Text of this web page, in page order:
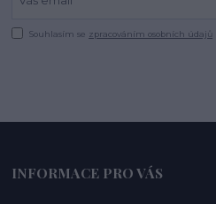
Souhlasím se zpracováním osobních údajů
INFORMACE PRO VÁS